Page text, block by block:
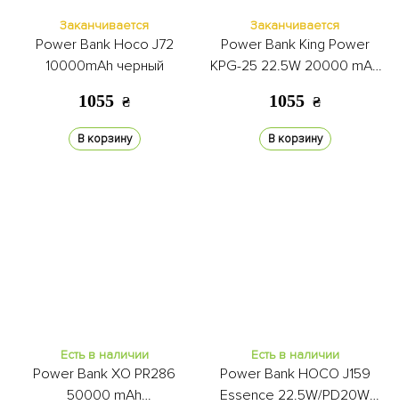
Заканчивается
Power Bank Hoco J72
10000mAh черный
1055 ₴
В корзину
Заканчивается
Power Bank King Power
KPG-25 22.5W 20000 mAh
1055 ₴
В корзину
Есть в наличии
Power Bank XO PR286
50000 mAh
Есть в наличии
Power Bank HOCO J159
Essence 22.5W/PD20W